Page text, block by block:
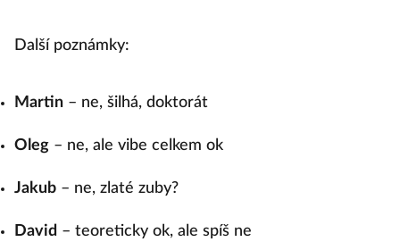
Další poznámky:
Martin – ne, šilhá, doktorát
Oleg – ne, ale vibe celkem ok
Jakub – ne, zlaté zuby?
David – teoreticky ok, ale spíš ne